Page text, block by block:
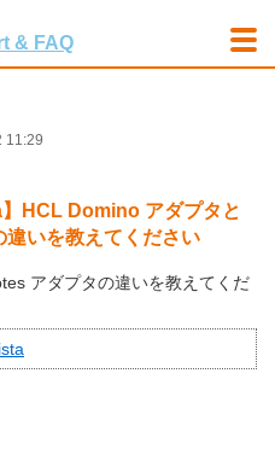
11:29
HCL Domino アダプタと
いを教えてください
アダプタの違いを教えてくだ